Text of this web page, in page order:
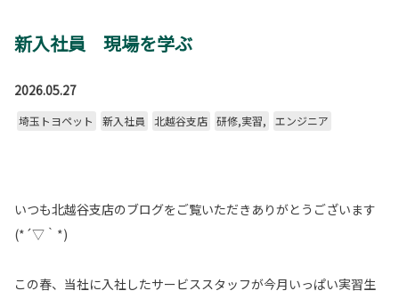
新入社員 現場を学ぶ
2026.05.27
埼玉トヨペット 新入社員 北越谷支店 研修,実習, エンジニア
いつも北越谷支店のブログをご覧いただきありがとうございます
(*´▽｀*)
この春、当社に入社したサービススタッフが今月いっぱい実習生